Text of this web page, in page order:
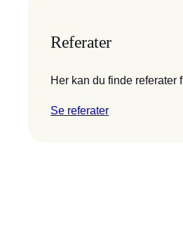
Referater
Her kan du finde referater
Se referater